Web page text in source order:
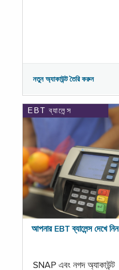
নতুন অ্যাকাউন্ট তৈরি করুন
EBT ব্যালেন্স
আপনার EBT ব্যালেন্স দেখে নিন
SNAP এবং নগদ অ্যাকাউন্ট